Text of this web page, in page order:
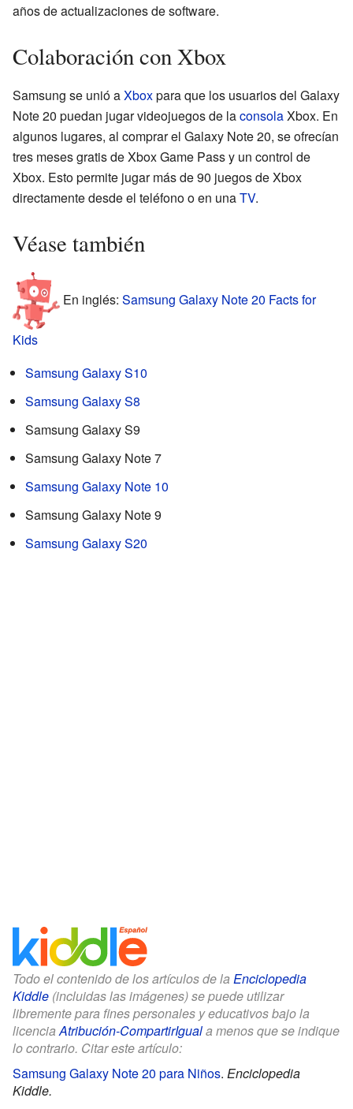
años de actualizaciones de software.
Colaboración con Xbox
Samsung se unió aXboxpara que los usuarios del Galaxy
Note 20 puedan jugar videojuegos de laconsolaXbox. En
algunos lugares, al comprar el Galaxy Note 20, se ofrecían
tres meses gratis de Xbox Game Pass y un control de
Xbox. Esto permite jugar más de 90 juegos de Xbox
directamente desde el teléfono o en unaTV.
Véase también
En inglés: Samsung Galaxy Note 20 Facts for
Kids
Samsung Galaxy S10
Samsung Galaxy S8
Samsung Galaxy S9
Samsung Galaxy Note 7
Samsung Galaxy Note 10
Samsung Galaxy Note 9
Samsung Galaxy S20
Todo el contenido de los artículos de la Enciclopedia
Kiddle (incluidas las imágenes) se puede utilizar
libremente para fines personales y educativos bajo la
licenciaAtribución-CompartirIguala menos que se indique
lo contrario. Citar este artículo:
Samsung Galaxy Note 20 para Niños. Enciclopedia
Kiddle.